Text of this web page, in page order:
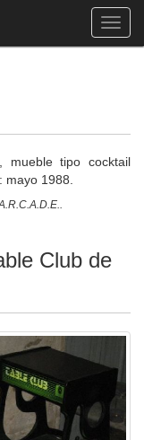
mueble tipo cocktail
1988.
Club de